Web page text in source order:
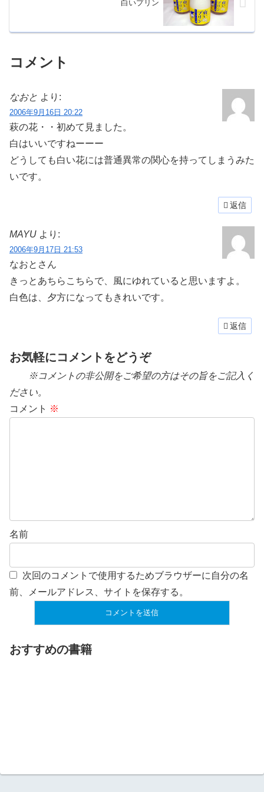
白いプリン
コメント
なおと より:
2006年9月16日 20:22
萩の花・・初めて見ました。
白はいいですねーーー
どうしても白い花には普通異常の関心を持ってしまうみた
いです。
返信
MAYU より:
2006年9月17日 21:53
なおとさん
きっとあちらこちらで、風にゆれていると思いますよ。
白色は、夕方になってもきれいです。
返信
お気軽にコメントをどうぞ
※コメントの非公開をご希望の方はその旨をご記入く
ださい。
コメント ※
名前
次回のコメントで使用するためブラウザーに自分の名
前、メールアドレス、サイトを保存する。
おすすめの書籍